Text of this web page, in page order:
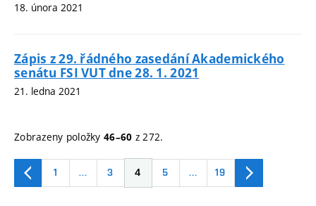
18. února 2021
Zápis z 29. řádného zasedání Akademického
senátu FSI VUT dne 28. 1. 2021
21. ledna 2021
Zobrazeny položky46–60 z 272.
1 … 3 4 5 … 19